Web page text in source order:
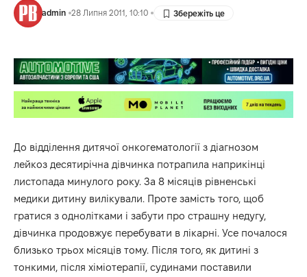
admin 28 Липня 2011, 10:10
До відділення дитячої онкогематології з діагнозом
лейкоз десятирічна дівчинка потрапила наприкінці
листопада минулого року. За 8 місяців рівненські
медики дитину вилікували. Проте замість того, щоб
гратися з однолітками і забути про страшну недугу,
дівчинка продовжує перебувати в лікарні. Усе почалося
близько трьох місяців тому. Після того, як дитині з
тонкими, після хіміотерапії, судинами поставили